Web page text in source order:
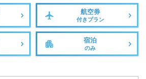
航空券
付きプラン
宿泊
のみ